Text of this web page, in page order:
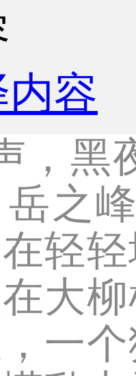
容
，黑
之
轻
大
一